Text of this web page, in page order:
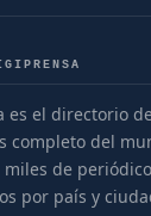
es el directorio
completo del
miles de
por país y